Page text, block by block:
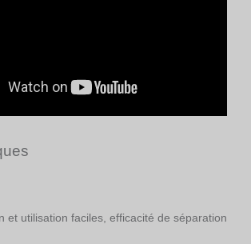
et utilisation faciles, efficacité de séparation